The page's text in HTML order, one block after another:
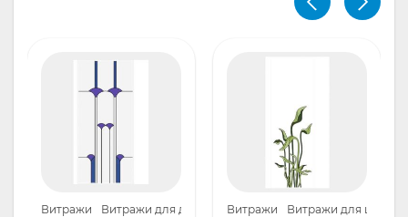
Витражи Витражи для дверей Витражи Витражи для